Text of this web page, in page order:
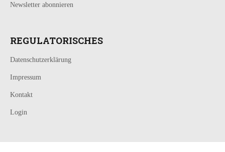
Newsletter abonnieren
REGULATORISCHES
Datenschutzerklärung
Impressum
Kontakt
Login